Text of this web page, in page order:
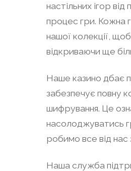
настільних ігор
процес гри. Кожна
нашої колекції,
відкриваючи ще
Наше казино дбає
забезпечує повну
шифрування. Це
насолоджуватись
робимо все від
Наша служба